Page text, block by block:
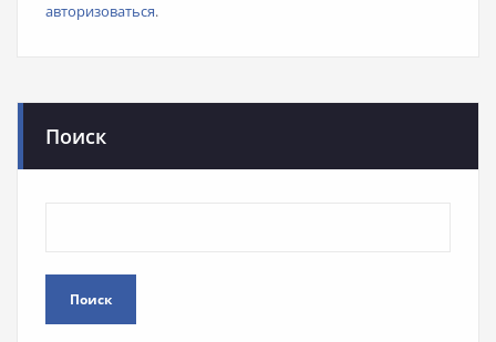
авторизоваться.
Поиск
Поиск